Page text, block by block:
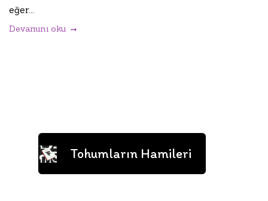
eğer...
Devamını oku
Tohumların Hamileri